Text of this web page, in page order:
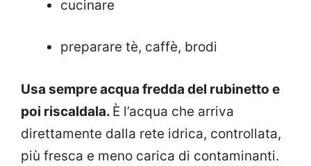
cucinare
preparare tè, caffè, brodi
Usa sempre acqua fredda del rubinetto e
poi riscaldala. È l’acqua che arriva
direttamente dalla rete idrica, controllata,
più fresca e meno carica di contaminanti.